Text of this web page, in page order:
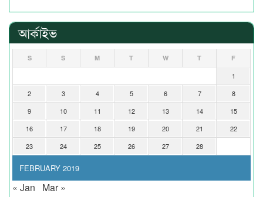
আর্কাইভ
FEBRUARY 2019
S S M T W T F
1
2
3 4 5 6 7
8
9
10 11 12 13 14
15
16
17 18 19 20 21
22
23
24 25 26 27 28
« Jan Mar »